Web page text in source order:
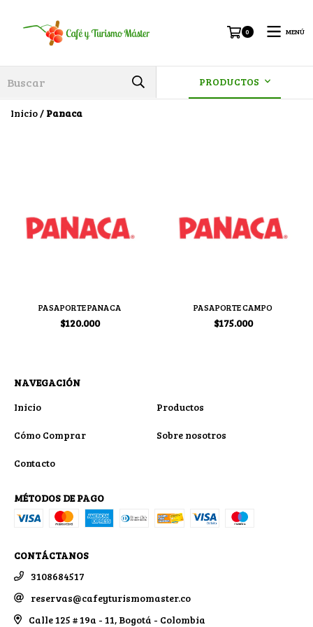
0 MENÚ
PRODUCTOS
Inicio / Panaca
PASAPORTE PANACA
$120.000
PASAPORTE CAMPO
$175.000
NAVEGACIÓN
Inicio
Productos
Cómo Comprar Sobre nosotros
Contacto
MÉTODOS DE PAGO
CONTÁCTANOS
3108684517
reservas@cafeyturismomaster.co
Calle 125 # 19a - 11, Bogotá - Colombia